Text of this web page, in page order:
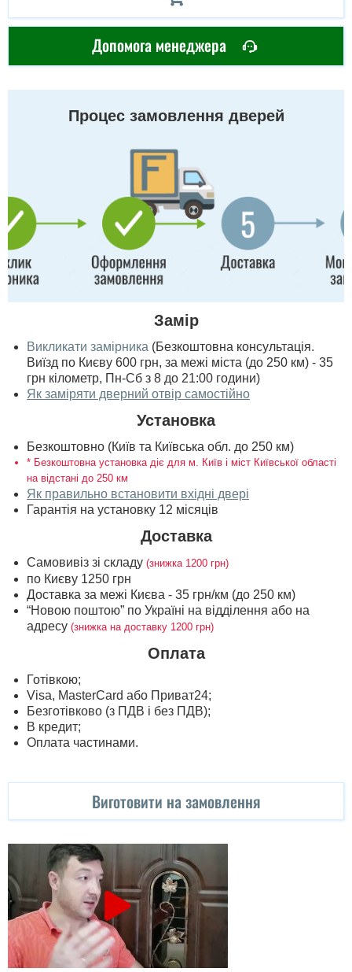
Допомога менеджера
Процес замовлення дверей
Замір
Викликати замірника (Безкоштовна консультація.
Виїзд по Києву 600 грн, за межі міста (до 250 км) - 35
грн кілометр, Пн-Сб з 8 до 21:00 години)
Як заміряти дверний отвір самостійно
Установка
Безкоштовно (Київ та Київська обл. до 250 км)
* Безкоштовна установка діє для м. Київ і міст Київської області
на відстані до 250 км
Як правильно встановити вхідні двері
Гарантія на установку 12 місяців
Доставка
Самовивіз зі складу (знижка 1200 грн)
по Києву 1250 грн
Доставка за межі Києва - 35 грн/км (до 250 км)
“Новою поштою” по Україні на відділення або на
адресу (знижка на доставку 1200 грн)
Оплата
Готівкою;
Visa, MasterСard або Приват24;
Безготівково (з ПДВ і без ПДВ);
В кредит;
Оплата частинами.
Виготовити на замовлення